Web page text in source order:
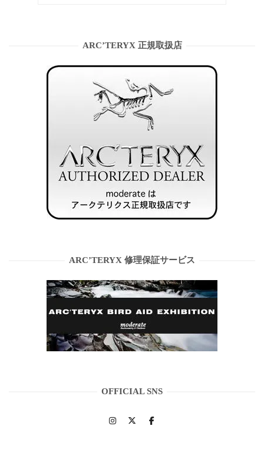
ARC’TERYX 正規取扱店
ARC’TERYX 修理保証サービス
OFFICIAL SNS